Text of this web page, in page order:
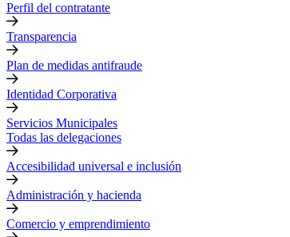
Perfil del contratante
Transparencia
Plan de medidas antifraude
Identidad Corporativa
Servicios Municipales
Todas las delegaciones
Accesibilidad universal e inclusión
Administración y hacienda
Comercio y emprendimiento